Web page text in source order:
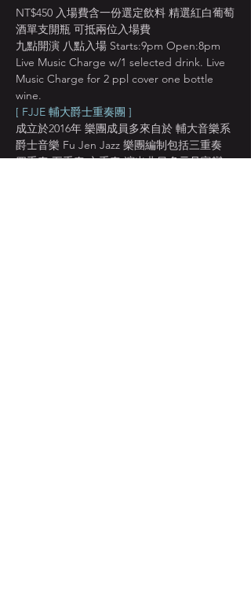
NT$450 入場費含一份選定飲料 精選紅白葡萄
酒單支開瓶 可抵兩位入場費
九點開演 八點入場 Starts:9pm Open:8pm
Live Music Charge w/1 selected drink. Live
Music Charge for 2 ppl cover one bottle
wine.
[ FJJE 輔大爵士重奏團 ]
成立於2016年 樂團成員多來自於 輔大音樂系
爵士音樂 Fu Jen Jazz 樂團編制包括三重奏
四重奏 五重奏 六重奏 演出曲目多元且富變